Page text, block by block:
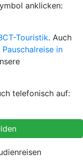
anklicken:
Touristik. Auch
Pauschalreise in
telefonisch auf: